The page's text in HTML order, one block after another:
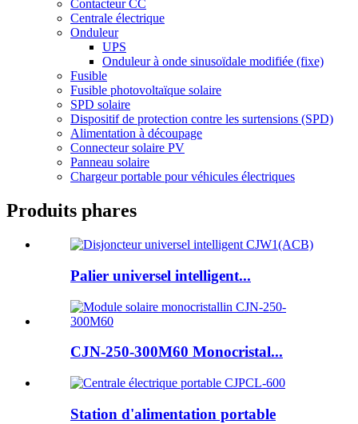
Contacteur CC
Centrale électrique
Onduleur
UPS
Onduleur à onde sinusoïdale modifiée (fixe)
Fusible
Fusible photovoltaïque solaire
SPD solaire
Dispositif de protection contre les surtensions (SPD)
Alimentation à découpage
Connecteur solaire PV
Panneau solaire
Chargeur portable pour véhicules électriques
Produits phares
Palier universel intelligent...
CJN-250-300M60 Monocristal...
Station d'alimentation portable